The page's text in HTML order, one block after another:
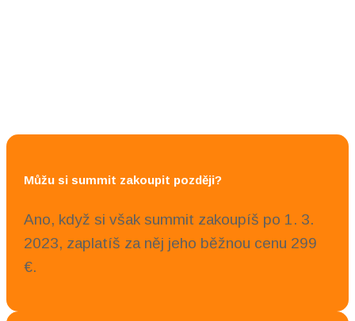
Můžu si summit zakoupit později?
Ano, když si však summit zakoupíš po 1. 3.
2023, zaplatíš za něj jeho běžnou cenu 299
€.